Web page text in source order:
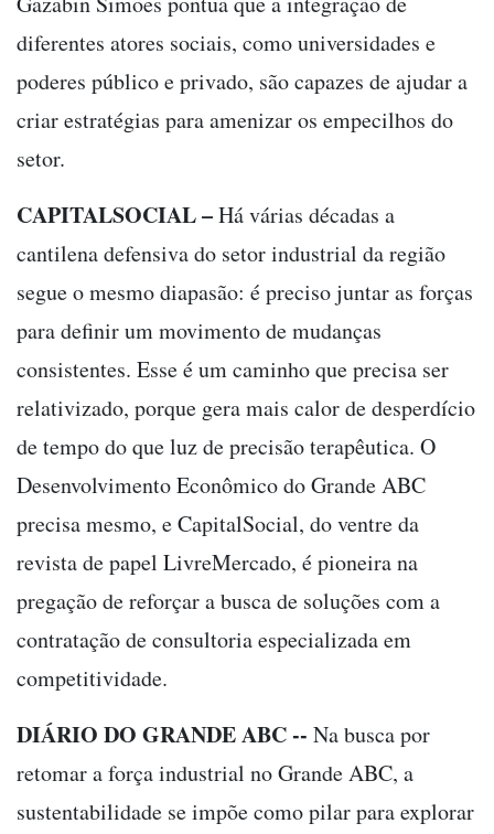
diferentes atores sociais, como universidades e
poderes público e privado, são capazes de ajudar a
criar estratégias para amenizar os empecilhos do
setor.
CAPITALSOCIAL –Há várias décadas a
cantilena defensiva do setor industrial da região
segue o mesmo diapasão: é preciso juntar as forças
para definir um movimento de mudanças
consistentes. Esse é um caminho que precisa ser
relativizado, porque gera mais calor de desperdício
de tempo do que luz de precisão terapêutica. O
Desenvolvimento Econômico do Grande ABC
precisa mesmo, e CapitalSocial, do ventre da
revista de papel LivreMercado, é pioneira na
pregação de reforçar a busca de soluções com a
contratação de consultoria especializada em
competitividade.
DIÁRIO DO GRANDE ABC -- Na busca por
retomar a força industrial no Grande ABC, a
sustentabilidade se impõe como pilar para explorar